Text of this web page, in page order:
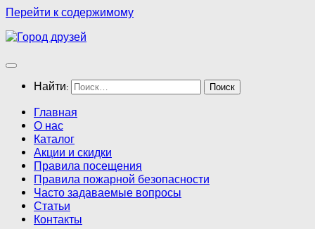
Перейти к содержимому
Найти:
Главная
О нас
Каталог
Акции и скидки
Правила посещения
Правила пожарной безопасности
Часто задаваемые вопросы
Статьи
Контакты